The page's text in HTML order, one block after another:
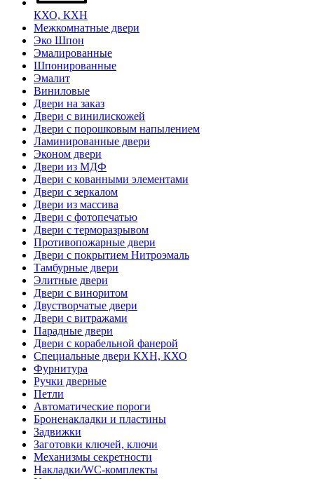
КХО, КХН
Межкомнатные двери
Эко Шпон
Эмалированные
Шпонированные
Эмалит
Виниловые
Двери на заказ
Двери с винилискожей
Двери с порошковым напылением
Ламинированные двери
Эконом двери
Двери из МДФ
Двери с кованными элементами
Двери с зеркалом
Двери из массива
Двери с фотопечатью
Двери с терморазрывом
Противопожарные двери
Двери с покрытием Нитроэмаль
Тамбурные двери
Элитные двери
Двери с виноритом
Двустворчатые двери
Двери с витражами
Парадные двери
Двери с корабельной фанерой
Специальные двери КХН, КХО
Фурнитура
Ручки дверные
Петли
Автоматические пороги
Броненакладки и пластины
Задвижки
Заготовки ключей, ключи
Механизмы секретности
Накладки/WC-комплекты